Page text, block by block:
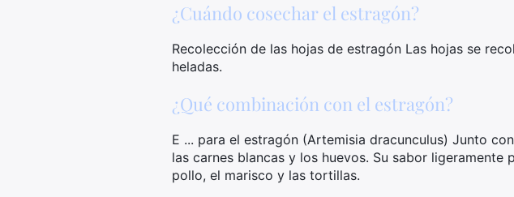
¿Cuándo cosechar el estragón?
Recolección de las hojas de estragón Las hojas se
heladas.
¿Qué combinación con el estragón?
E ... para el estragón (Artemisia dracunculus) Junto
las carnes blancas y los huevos. Su sabor
pollo, el marisco y las tortillas.